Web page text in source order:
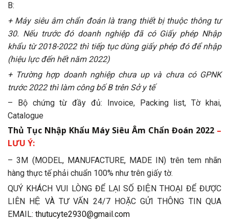
B:
+ Máy siêu âm chẩn đoán là trang thiết bị thuộc thông tư
30. Nếu trước đó doanh nghiệp đã có Giấy phép Nhập
khẩu từ 2018-2022 thì tiếp tục dùng giấy phép đó để nhập
(hiệu lực đến hết năm 2022)
+ Trường hợp doanh nghiệp chưa up và chưa có GPNK
trước 2022 thì làm công bố B trên Sở y tế
– Bộ chứng từ đầy đủ: Invoice, Packing list, Tờ khai,
Catalogue
Thủ Tục Nhập Khẩu Máy Siêu Âm Chẩn Đoán 2022 –
LƯU Ý:
– 3M (MODEL, MANUFACTURE, MADE IN) trên tem nhãn
hàng thực tế phải chuẩn 100% như trên giấy tờ.
QUÝ KHÁCH VUI LÒNG ĐỂ LẠI SỐ ĐIỆN THOẠI ĐỂ ĐƯỢC
LIÊN HỆ VÀ TƯ VẤN 24/7 HOẶC GỬI THÔNG TIN QUA
EMAIL: thutucyte2930@gmail.com